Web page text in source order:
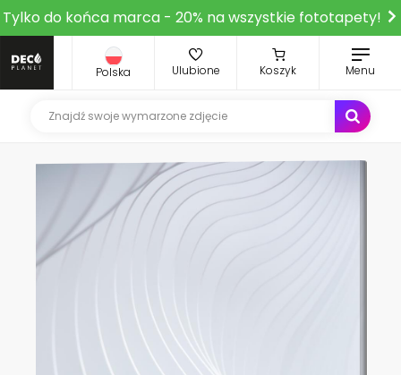
Tylko do końca marca - 20% na wszystkie fototapety!
Polska Ulubione Koszyk Menu